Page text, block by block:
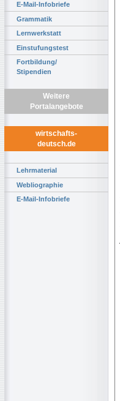
E-Mail-Infobriefe
Grammatik
Lernwerkstatt
Einstufungstest
Fortbildung/
Stipendien
Weitere
Portalangebote
wirtschafts-
deutsch.de
Lehrmaterial
Webliographie
E-Mail-Infobriefe